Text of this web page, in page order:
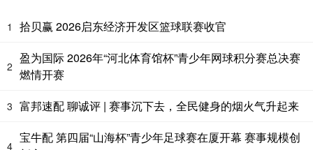
1 拾贝赢 2026启东经济开发区篮球联赛收官
2
盈为国际 2026年“河北体育馆杯”青少年网球积分赛总决赛
燃情开赛
3 富邦速配 聊诚评 | 赛事沉下去，全民健身的烟火气升起来
4
宝牛配 第四届“山海杯”青少年足球赛在厦开幕 赛事规模创